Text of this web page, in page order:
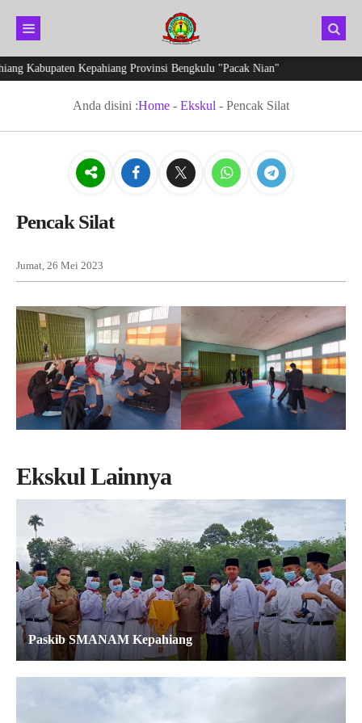
Kabupaten Kepahiang Provinsi Bengkulu "Pacak Nian"
Anda disini :Home - Ekskul - Pencak Silat
Pencak Silat
Jumat, 26 Mei 2023
Ekskul Lainnya
Paskib SMANAM Kepahiang